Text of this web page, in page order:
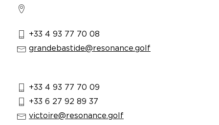
+33 4 93 77 70 08
grandebastide@resonance.golf
+33 4 93 77 70 09
+33 6 27 92 89 37
victoire@resonance.golf